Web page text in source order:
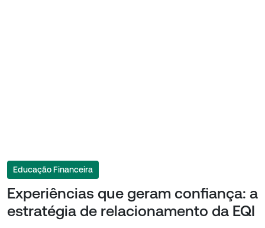
Educação Financeira
Experiências que geram confiança: a
estratégia de relacionamento da EQI